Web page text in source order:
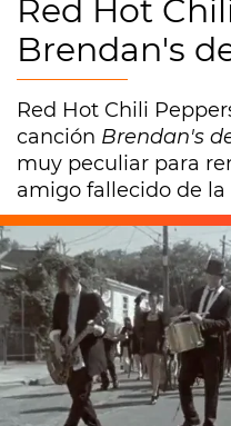
Red Hot
Brendan's
Red Hot Chili
canción Brendan's
muy peculiar para
amigo fallecido de la